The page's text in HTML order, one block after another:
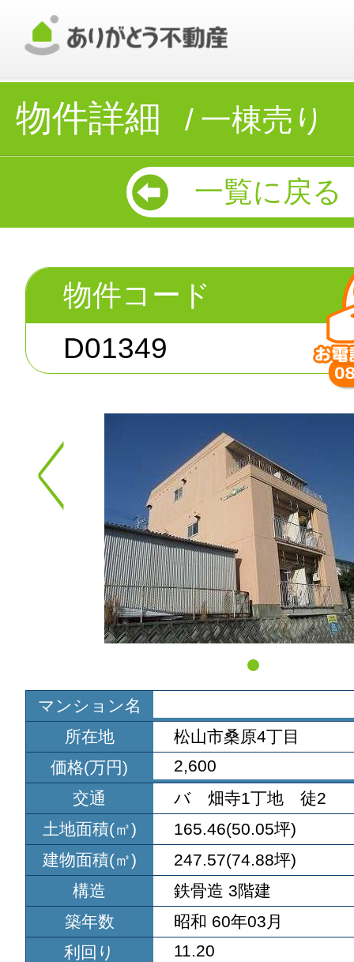
物件詳細 一棟売り
一覧に戻る
物件コード
D01349
マンション名
所在地
松山市桑原4丁目
価格(万円)
2,600
交通
バ 畑寺1丁地 徒2
土地面積(㎡)
165.46(50.05坪)
建物面積(㎡)
247.57(74.88坪)
構造
鉄骨造 3階建
築年数
昭和 60年03月
利回り
11.20